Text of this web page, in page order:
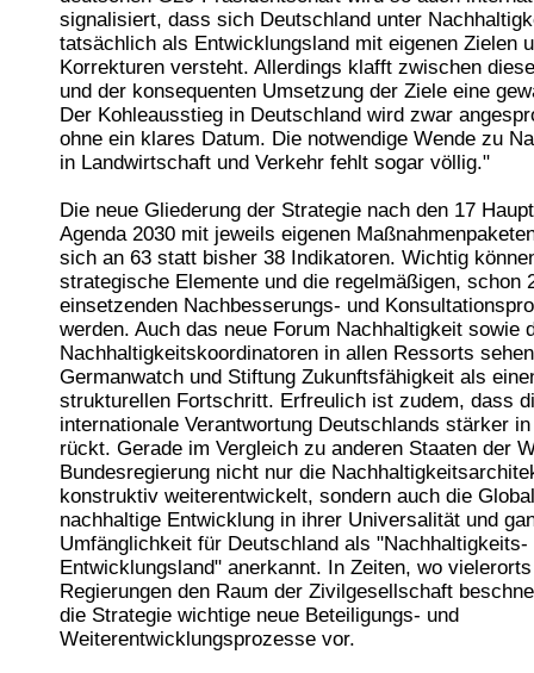
signalisiert, dass sich Deutschland unter
tatsächlich als Entwicklungsland mit eigenen Zielen
Korrekturen versteht. Allerdings klafft zwischen
und der konsequenten Umsetzung der Ziele eine
Der Kohleausstieg in Deutschland wird zwar
ohne ein klares Datum. Die notwendige Wende zu
in Landwirtschaft und Verkehr fehlt sogar völlig."
Die neue Gliederung der Strategie nach den 17
Agenda 2030 mit jeweils eigenen
sich an 63 statt bisher 38 Indikatoren. Wichtig
strategische Elemente und die regelmäßigen, schon
einsetzenden Nachbesserungs- und
werden. Auch das neue Forum Nachhaltigkeit sowie
Nachhaltigkeitskoordinatoren in allen Ressorts sehen
Germanwatch und Stiftung Zukunftsfähigkeit als
strukturellen Fortschritt. Erfreulich ist zudem, dass
internationale Verantwortung Deutschlands stärker
rückt. Gerade im Vergleich zu anderen Staaten der
Bundesregierung nicht nur die
konstruktiv weiterentwickelt, sondern auch die
nachhaltige Entwicklung in ihrer Universalität und
Umfänglichkeit für Deutschland als "Nachhaltigkeits-
Entwicklungsland" anerkannt. In Zeiten, wo
Regierungen den Raum der Zivilgesellschaft
die Strategie wichtige neue Beteiligungs- und
Weiterentwicklungsprozesse vor.